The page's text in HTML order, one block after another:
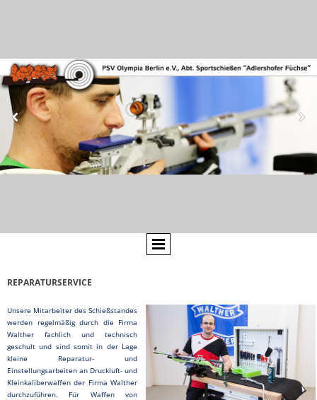
REPARATURSERVICE
Unsere Mitarbeiter des Schießstandes
werden regelmäßig durch die Firma
Walther fachlich und technisch
geschult und sind somit in der Lage
kleine Reparatur- und
Einstellungsarbeiten an Druckluft- und
Kleinkaliberwaffen der Firma Walther
durchzuführen. Für Waffen von